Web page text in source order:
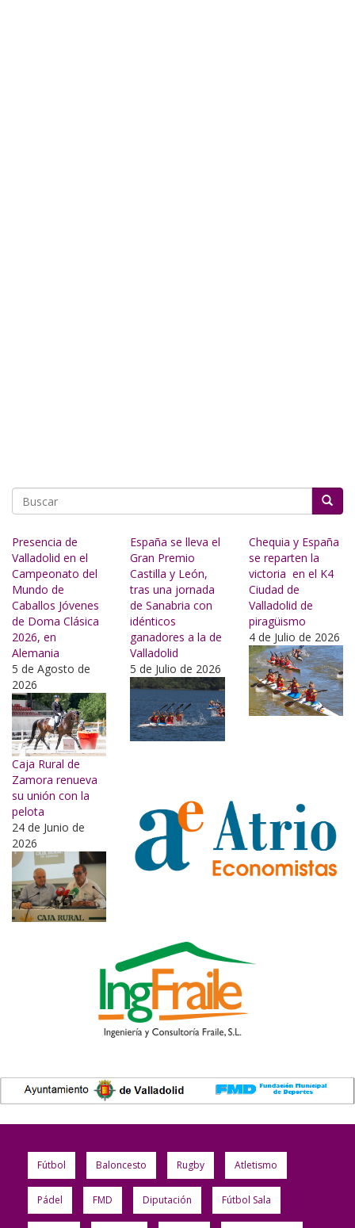
Presencia de
Valladolid en el
Campeonato del
Mundo de
Caballos Jóvenes
de Doma Clásica
2026, en
Alemania
5 de Agosto de
2026
España se lleva el
Gran Premio
Castilla y León,
tras una jornada
de Sanabria con
idénticos
ganadores a la de
Valladolid
5 de Julio de 2026
Chequia y España
se reparten la
victoria en el K4
Ciudad de
Valladolid de
piragüismo
4 de Julio de 2026
Caja Rural de
Zamora renueva
su unión con la
pelota
24 de Junio de
2026
Fútbol Baloncesto Rugby Atletismo
Pádel FMD Diputación Fútbol Sala